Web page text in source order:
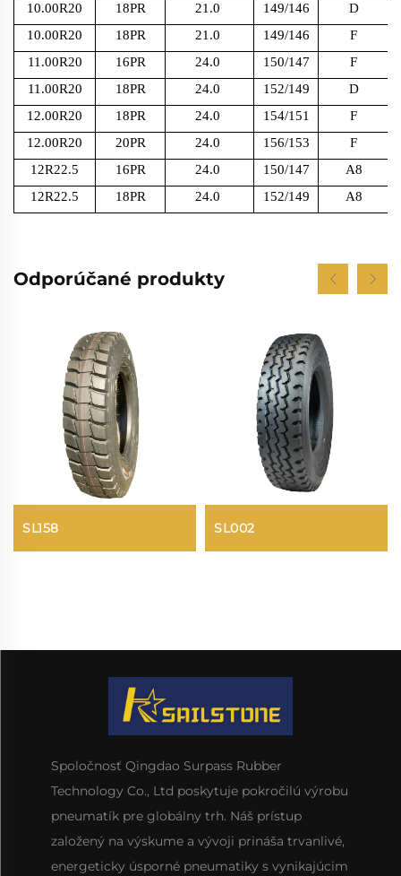
10.00R20
18PR 21.0 149/146
D
10.00R20
18PR 21.0 149/146
F
11.00R20
16PR 24.0 150/147
F
11.00R20
18PR 24.0 152/149
D
12.00R20
18PR 24.0 154/151
F
12.00R20
20PR 24.0 156/153
F
12R22.5
16PR 24.0 150/147
A8
12R22.5
18PR 24.0 152/149 A8
Odporúčané produkty
SL158 SL002
Spoločnosť Qingdao Surpass Rubber
Technology Co., Ltd poskytuje pokročilú výrobu
pneumatík pre globálny trh. Náš prístup
založený na výskume a vývoji prináša trvanlivé,
energeticky úsporné pneumatiky s vynikajúcim